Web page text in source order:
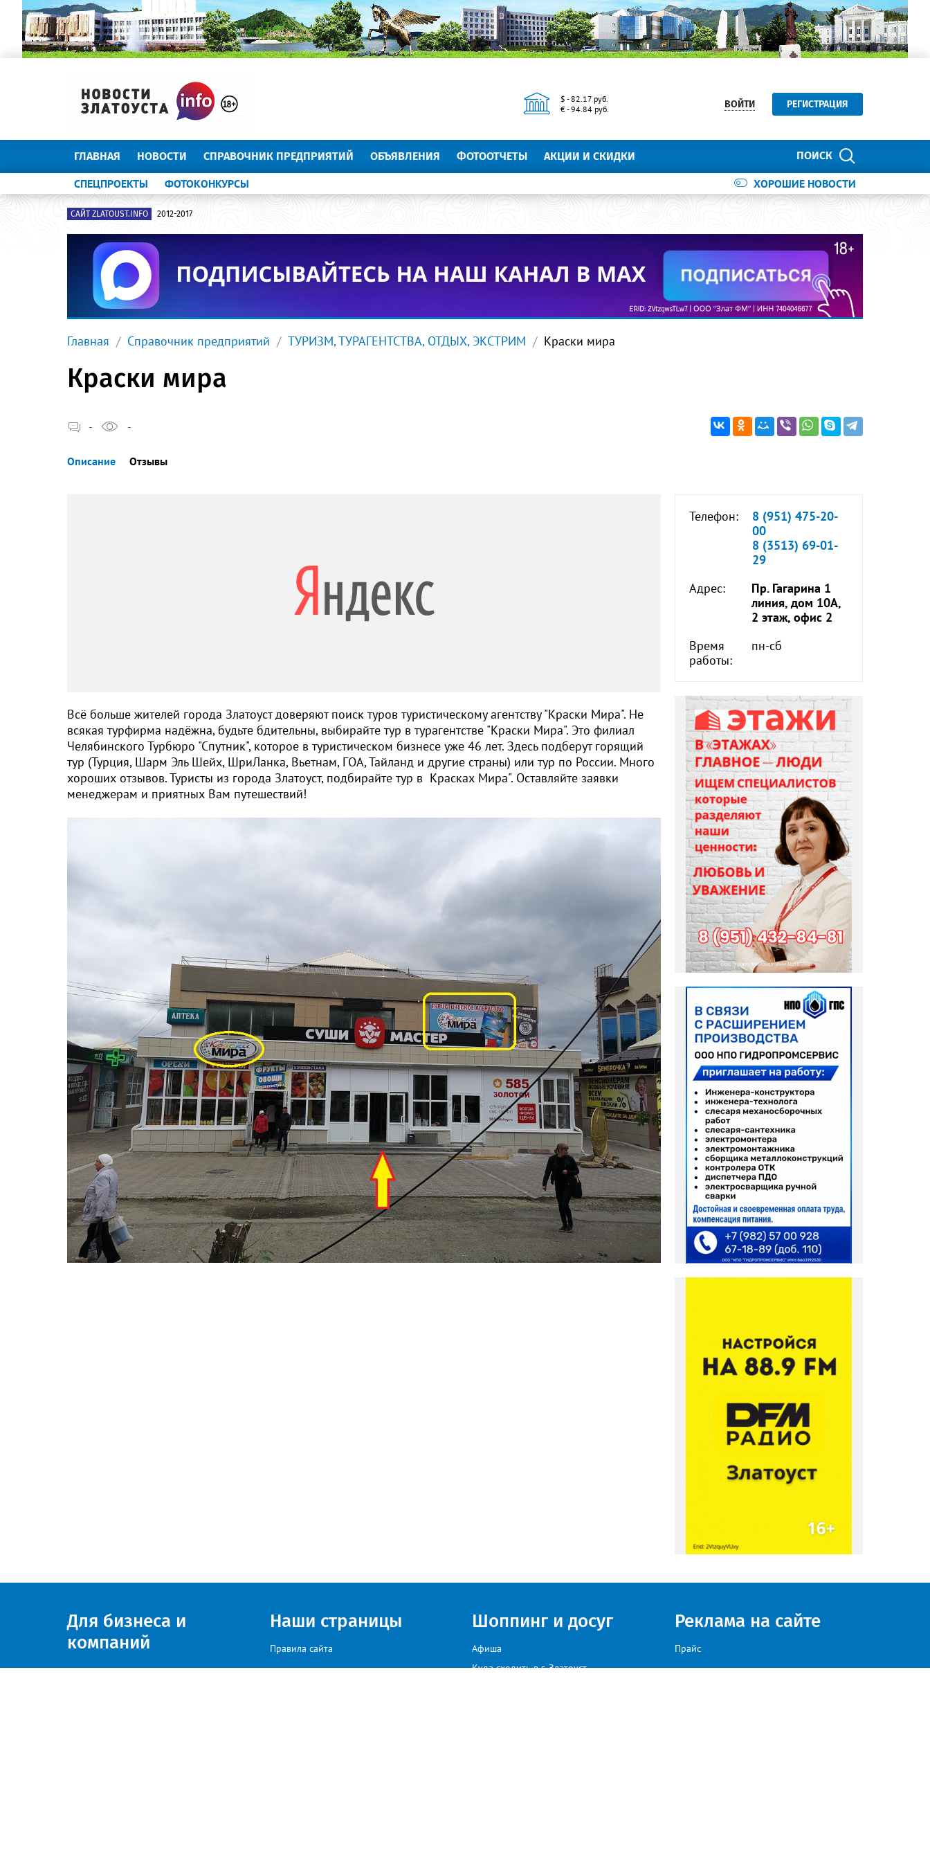
$ - 82.17 руб.
€ - 94.84 руб.
ВОЙТИ РЕГИСТРАЦИЯ
ПОИСК
ГЛАВНАЯ НОВОСТИ СПРАВОЧНИК ПРЕДПРИЯТИЙ ОБЪЯВЛЕНИЯ ФОТООТЧЕТЫ АКЦИИ И СКИДКИ
ХОРОШИЕ НОВОСТИ
СПЕЦПРОЕКТЫ ФОТОКОНКУРСЫ
САЙТ ZLATOUST.INFO 2012-2017
Главная Справочник предприятий ТУРИЗМ, ТУРАГЕНТСТВА, ОТДЫХ, ЭКСТРИМ Краски мира
Краски мира
- -
Описание Отзывы
Телефон:
8 (951) 475-20-
00
8 (3513) 69-01-
29
Адрес:
Пр. Гагарина 1
линия, дом 10А,
2 этаж, офис 2
Время
работы:
пн-сб
Всё больше жителей города Златоуст доверяют поиск туров туристическому агентству "Краски Мира". Не
всякая турфирма надёжна, будьте бдительны, выбирайте тур в турагентстве "Краски Мира". Это филиал
Челябинского Турбюро "Спутник", которое в туристическом бизнесе уже 46 лет. Здесь подберут горящий
тур (Турция, Шарм Эль Шейх, ШриЛанка, Вьетнам, ГОА, Тайланд и другие страны) или тур по России. Много
хороших отзывов. Туристы из города Златоуст, подбирайте тур в Красках Мира". Оставляйте заявки
менеджерам и приятных Вам путешествий!
Для бизнеса и
компаний
Наши страницы
Правила сайта
Шоппинг и досуг
Афиша
Куда сходить в г. Златоуст
Реклама на сайте
Прайс